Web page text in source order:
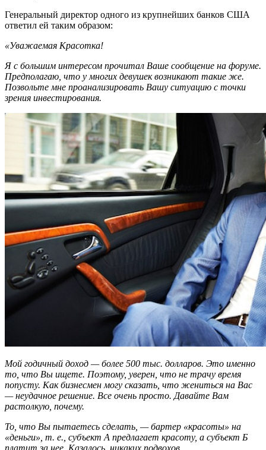
Генеральный директор одного из крупнейших банков США
ответил ей таким образом:
«Уважаемая Красотка!
Я с большим интересом прочитал Ваше сообщение на форуме.
Предполагаю, что у многих девушек возникают такие же.
Позвольте мне проанализировать Вашу ситуацию с точки
зрения инвестирования.
Мой годичный доход — более 500 тыс. долларов. Это именно
то, что Вы ищете. Поэтому, уверен, что не трачу время
попусту. Как бизнесмен могу сказать, что жениться на Вас
— неудачное решение. Все очень просто. Давайте Вам
растолкую, почему.
То, что Вы пытаетесь сделать, — бартер «красоты» на
«деньги», т. е., субъект A предлагает красоту, а субъект Б
платит за нее. Казалось, никаких подвохов.